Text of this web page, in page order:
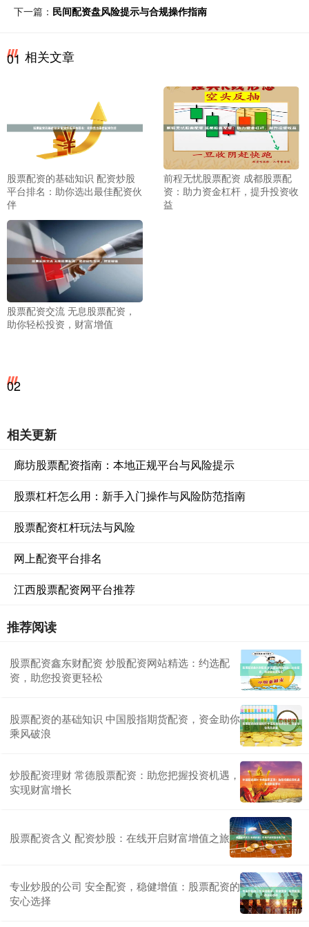
下一篇： 民间配资盘风险提示与合规操作指南
01 相关文章
股票配资的基础知识 配资炒股
平台排名：助你选出最佳配资伙
伴
前程无忧股票配资 成都股票配
资：助力资金杠杆，提升投资收
益
股票配资交流 无息股票配资，
助你轻松投资，财富增值
02
相关更新
廊坊股票配资指南：本地正规平台与风险提示
股票杠杆怎么用：新手入门操作与风险防范指南
股票配资杠杆玩法与风险
网上配资平台排名
江西股票配资网平台推荐
推荐阅读
股票配资鑫东财配资 炒股配资网站精选：约选配
资，助您投资更轻松
股票配资的基础知识 中国股指期货配资，资金助你
乘风破浪
炒股配资理财 常德股票配资：助您把握投资机遇，
实现财富增长
股票配资含义 配资炒股：在线开启财富增值之旅
专业炒股的公司 安全配资，稳健增值：股票配资的
安心选择